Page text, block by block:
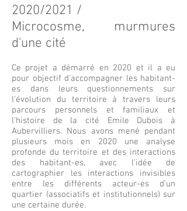
2020/2021 /
Microcosme, murmures
d'une cité
Ce projet a démarré en 2020 et il a eu
pour objectif d'accompagner les habitant-
es dans leurs questionnements sur
l'évolution du territoire à travers leurs
parcours personnels et familiaux et
l'histoire de la cité Emile Dubois à
Aubervilliers. Nous avons mené pendant
plusieurs mois en 2020 une analyse
profonde du territoire et des interactions
des habitant-es, avec l'idée de
cartographier les interactions invisibles
entre les différents acteur-es d'un
quartier (associatifs et institutionnels) sur
une certaine durée.